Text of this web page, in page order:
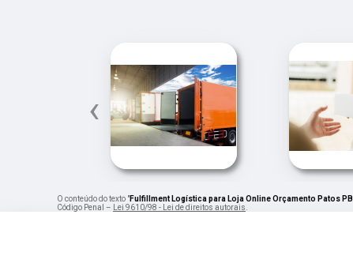
‹
O conteúdo do texto "Fulfillment Logística para Loja Online Orçamento Patos PB
Código Penal –
Lei 9610/98 - Lei de direitos autorais